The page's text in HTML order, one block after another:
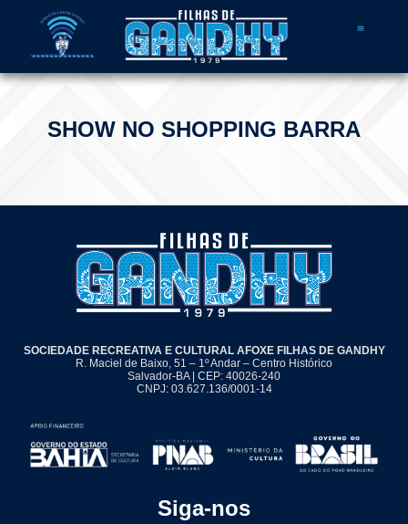
SHOW NO SHOPPING BARRA
SOCIEDADE RECREATIVA E CULTURAL AFOXE FILHAS DE GANDHY
R. Maciel de Baixo, 51 – 1º Andar – Centro Histórico
Salvador-BA | CEP: 40026-240
CNPJ: 03.627.136/0001-14
Siga-nos